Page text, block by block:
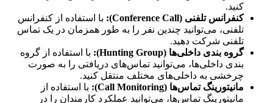
کنید.
کنفرانس تلفنی (Conference Call):
با استفاده از کنفرانس
تلفنی، می‌توانید چندین نفر را به طور همزمان در یک تماس
تلفنی شرکت دهید.
گروه بندی داخلی‌ها (Hunting Group):
با استفاده از گروه
بندی داخلی‌ها، می‌توانید تماس‌های دریافتی را به صورت
چرخشی به داخلی‌های مختلف منتقل کنید.
مانیتورینگ تماس‌ها (Call Monitoring):
با استفاده از
مانیتورینگ تماس‌ها، می‌توانید عملکرد کارمندان را در